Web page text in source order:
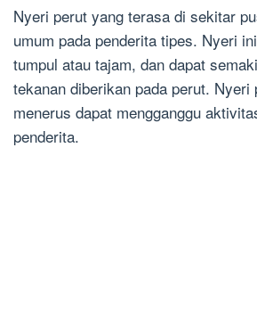
Nyeri perut yang terasa di sekitar
umum pada penderita tipes. Nyeri
tumpul atau tajam, dan dapat
tekanan diberikan pada perut. Nyeri
menerus dapat mengganggu
penderita.